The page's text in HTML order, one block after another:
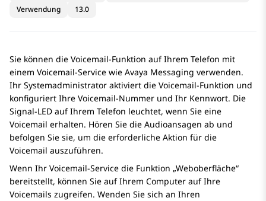
Verwendung
13.0
Sie können die Voicemail-Funktion auf Ihrem Telefon mit
einem Voicemail-Service wie Avaya Messaging verwenden.
Ihr Systemadministrator aktiviert die Voicemail-Funktion und
konfiguriert Ihre Voicemail-Nummer und Ihr Kennwort. Die
Signal-LED auf Ihrem Telefon leuchtet, wenn Sie eine
Voicemail erhalten. Hören Sie die Audioansagen ab und
befolgen Sie sie, um die erforderliche Aktion für die
Voicemail auszuführen.
Wenn Ihr Voicemail-Service die Funktion „Weboberfläche“
bereitstellt, können Sie auf Ihrem Computer auf Ihre
Voicemails zugreifen. Wenden Sie sich an Ihren